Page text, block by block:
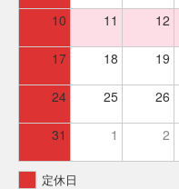
10 11 12
17 18 19
24 25 26
31 1 2
定休日